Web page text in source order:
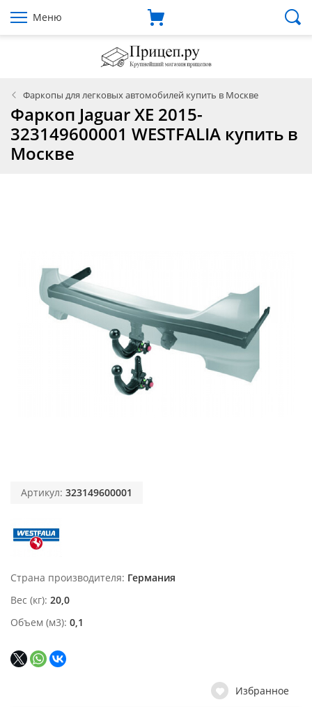
Меню
Фаркопы для легковых автомобилей купить в Москве
Фаркоп Jaguar XE 2015-
323149600001 WESTFALIA купить в
Москве
Артикул: 323149600001
Страна производителя Германия
Вес (кг) 20,0
Объем (м3) 0,1
Избранное